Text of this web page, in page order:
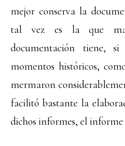
mejor conserva la
tal vez es la que
documentación tiene,
momentos históricos,
mermaron
facilitó bastante la
dichos informes, el informe